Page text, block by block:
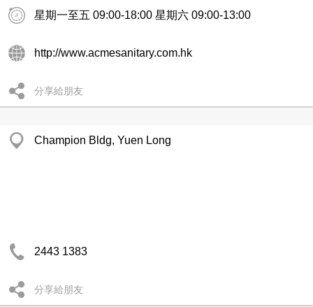
星期一至五 09:00-18:00 星期六 09:00-13:00
http://www.acmesanitary.com.hk
分享給朋友
Champion Bldg, Yuen Long
2443 1383
分享給朋友